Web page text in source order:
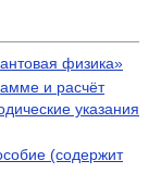
физика»
и расчёт
указания
(содержит